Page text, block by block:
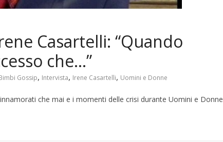
Casartelli: “Quando
che…”
Gossip, Intervista, Irene Casartelli, Uomini e Donne
che mai e i momenti delle crisi durante Uomini e Donne